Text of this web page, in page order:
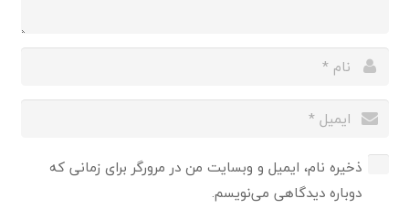
ذخیره نام، ایمیل و وبسایت من در مرورگر برای زمانی که
دوباره دیدگاهی می‌نویسم.